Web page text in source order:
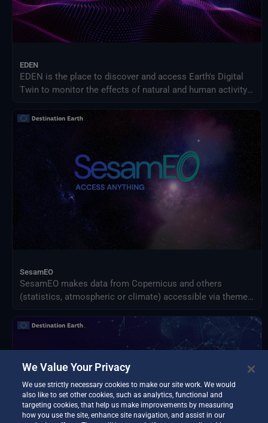
EDEN
EDEN is the place to discover and access Earth's Digital
Twin to monitor the effects of natural and human activity
policies to climate-related challenges.
SesamEO
SesamEO makes data from Copernicus and others
(statistics, atmospheric or climate) accessible via themes
browsed and searched by keyword. Products can be
viewed, filtered and downloaded according to the
provider's capabilities.
We Value Your Privacy
We use strictly necessary cookies to make our site work. We would
also like to set other cookies, such as analytics, functional and
targeting cookies, that help us make improvements by measuring
how you use the site, enhance site navigation, and assist in our